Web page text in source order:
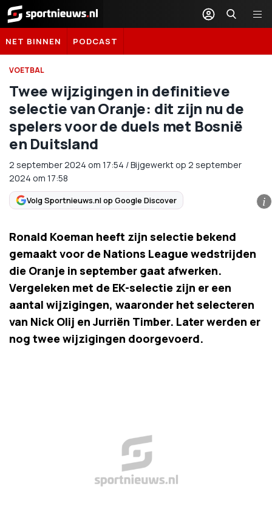
Sportnieuws.nl
NET BINNEN PODCAST
VOETBAL
Twee wijzigingen in definitieve
selectie van Oranje: dit zijn nu de
spelers voor de duels met Bosnië
en Duitsland
2 september 2024 om 17:54 /Bijgewerkt op 2 september
2024 om 17:58
Volg Sportnieuws.nl op Google Discover i
Ronald Koeman heeft zijn selectie bekend
gemaakt voor de Nations League wedstrijden
die Oranje in september gaat afwerken.
Vergeleken met de EK-selectie zijn er een
aantal wijzigingen, waaronder het selecteren
van Nick Olij en Jurriën Timber. Later werden er
nog twee wijzigingen doorgevoerd.